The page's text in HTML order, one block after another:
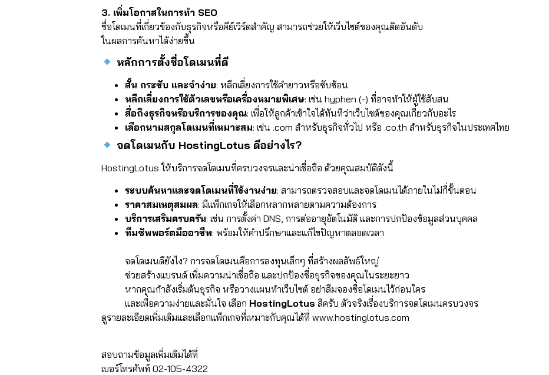
3. เพิ่มโอกาสในการทำ SEO
ชื่อโดเมนที่เกี่ยวข้องกับธุรกิจหรือคีย์เวิร์ดสำคัญ สามารถช่วยให้เว็บไซต์ของคุณติดอันดับ
ในผลการค้นหาได้ง่ายขึ้น
หลักการตั้งชื่อโดเมนที่ดี
สั้น กระชับ และจำง่าย: หลีกเลี่ยงการใช้คำยาวหรือซับซ้อน
หลีกเลี่ยงการใช้ตัวเลขหรือเครื่องหมายพิเศษ: เช่น hyphen (-) ที่อาจทำให้ผู้ใช้สับสน
สื่อถึงธุรกิจหรือบริการของคุณ: เพื่อให้ลูกค้าเข้าใจได้ทันทีว่าเว็บไซต์ของคุณเกี่ยวกับอะไร
เลือกนามสกุลโดเมนที่เหมาะสม: เช่น .com สำหรับธุรกิจทั่วไป หรือ .co.th สำหรับธุรกิจในประเทศไทย​
จดโดเมนกับ HostingLotus ดีอย่างไร?
HostingLotus ให้บริการจดโดเมนที่ครบวงจรและน่าเชื่อถือ ด้วยคุณสมบัติดังนี้
ระบบค้นหาและจดโดเมนที่ใช้งานง่าย: สามารถตรวจสอบและจดโดเมนได้ภายในไม่กี่ขั้นตอน
ราคาสมเหตุสมผล: มีแพ็กเกจให้เลือกหลากหลายตามความต้องการ
บริการเสริมครบครัน: เช่น การตั้งค่า DNS, การต่ออายุอัตโนมัติ และการปกป้องข้อมูลส่วนบุคคล
ทีมซัพพอร์ตมืออาชีพ: พร้อมให้คำปรึกษาและแก้ไขปัญหาตลอดเวลา​
จดโดเมนดียังไง? การจดโดเมนคือการลงทุนเล็กๆ ที่สร้างผลลัพธ์ใหญ่
ช่วยสร้างแบรนด์ เพิ่มความน่าเชื่อถือ และปกป้องชื่อธุรกิจของคุณในระยะยาว
หากคุณกำลังเริ่มต้นธุรกิจ หรือวางแผนทำเว็บไซต์ อย่าลืมจองชื่อโดเมนไว้ก่อนใคร
และเพื่อความง่ายและมั่นใจ เลือก HostingLotus สิครับ ตัวจริงเรื่องบริการจดโดเมนครบวงจร
ดูรายละเอียดเพิ่มเติมและเลือกแพ็กเกจที่เหมาะกับคุณได้ที่ www.hostinglotus.com
สอบถามข้อมูลเพิ่มเติมได้ที่
เบอร์โทรศัพท์ 02-105-4322